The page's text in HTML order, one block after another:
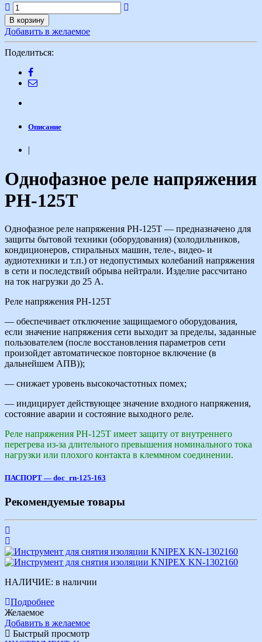
В корзину
Добавить в желаемое
Поделиться:
Описание
|
Однофазное реле напряжения
РН-125Т
Однофазное реле напряжения РН-125Т — предназначено для
защиты бытовой техники (оборудования) (холодильников,
кондиционеров, стиральных машин, теле-, видео- и
аудиотехники и т.п.) от недопустимых колебаний напряжения
в сети и последствий обрыва нейтрали. Изделие рассчитано
на ток нагрузки до 25 А.
Реле напряжения РН-125Т
— обеспечивает отключение защищаемого оборудования,
если значение напряжения сети выходит за пределы, заданные
пользователем (после восстановления параметров сети
произойдет автоматическое повторное включение (в
дальнейшем АПВ));
— снижает уровень высокочастотных помех;
— индицирует действующее значение входного напряжения,
состояние аварии и состояние выходного реле.
Реле напряжения РН-125Т имеет защиту от внутреннего
перегрева из-за длительного превышения номинального тока
нагрузки или плохого контакта в клеммном соединении.
ПАСПОРТ — doc_rn-125-163
Рекомендуемые товары
НАЛИЧИЕ: в наличии
Подробнее
Желаемое
Добавить в желаемое
Быстрый просмотр